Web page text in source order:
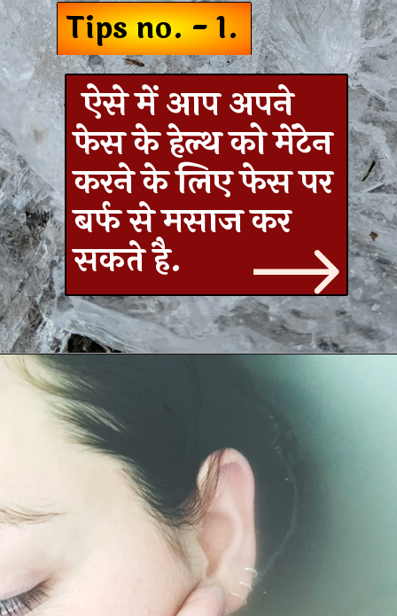
Tips no. - 1.
ऐसे में आप अपने
फेस के हेल्थ को मेंटेन
करने के लिए फेस पर
बर्फ से मसाज कर
सकते है.